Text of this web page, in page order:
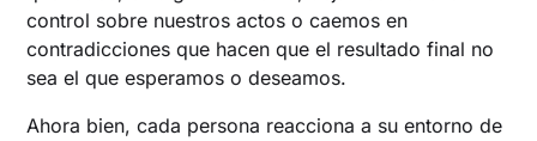
control sobre nuestros actos o caemos en
contradicciones que hacen que el resultado final no
sea el que esperamos o deseamos.
Ahora bien, cada persona reacciona a su entorno de